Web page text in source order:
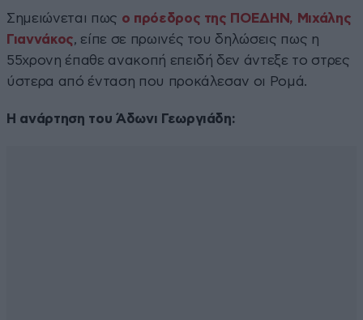
Σημειώνεται πως ο πρόεδρος της ΠΟΕΔΗΝ, Μιχάλης
Γιαννάκος, είπε σε πρωινές του δηλώσεις πως η
55χρονη έπαθε ανακοπή επειδή δεν άντεξε το στρες
ύστερα από ένταση που προκάλεσαν οι Ρομά.
Η ανάρτηση του Άδωνι Γεωργιάδη: